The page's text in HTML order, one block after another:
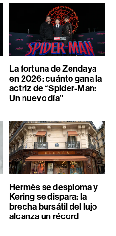
La fortuna de Zendaya
en 2026: cuánto gana la
actriz de “Spider-Man:
Un nuevo día”
Hermès se desploma y
Kering se dispara: la
brecha bursátil del lujo
alcanza un récord